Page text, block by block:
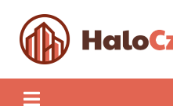
content